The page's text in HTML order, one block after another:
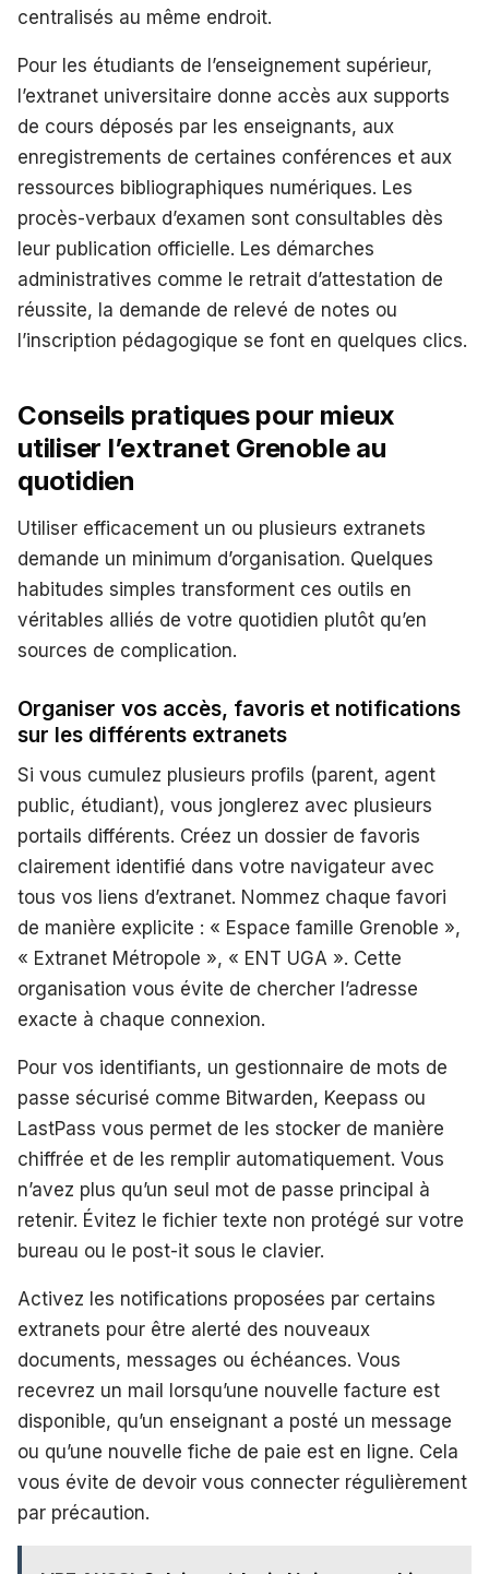
centralisés au même endroit.
Pour les étudiants de l’enseignement supérieur,
l’extranet universitaire donne accès aux supports
de cours déposés par les enseignants, aux
enregistrements de certaines conférences et aux
ressources bibliographiques numériques. Les
procès-verbaux d’examen sont consultables dès
leur publication officielle. Les démarches
administratives comme le retrait d’attestation de
réussite, la demande de relevé de notes ou
l’inscription pédagogique se font en quelques clics.
Conseils pratiques pour mieux
utiliser l’extranet Grenoble au
quotidien
Utiliser efficacement un ou plusieurs extranets
demande un minimum d’organisation. Quelques
habitudes simples transforment ces outils en
véritables alliés de votre quotidien plutôt qu’en
sources de complication.
Organiser vos accès, favoris et notifications
sur les différents extranets
Si vous cumulez plusieurs profils (parent, agent
public, étudiant), vous jonglerez avec plusieurs
portails différents. Créez un dossier de favoris
clairement identifié dans votre navigateur avec
tous vos liens d’extranet. Nommez chaque favori
de manière explicite : « Espace famille Grenoble »,
« Extranet Métropole », « ENT UGA ». Cette
organisation vous évite de chercher l’adresse
exacte à chaque connexion.
Pour vos identifiants, un gestionnaire de mots de
passe sécurisé comme Bitwarden, Keepass ou
LastPass vous permet de les stocker de manière
chiffrée et de les remplir automatiquement. Vous
n’avez plus qu’un seul mot de passe principal à
retenir. Évitez le fichier texte non protégé sur votre
bureau ou le post-it sous le clavier.
Activez les notifications proposées par certains
extranets pour être alerté des nouveaux
documents, messages ou échéances. Vous
recevrez un mail lorsqu’une nouvelle facture est
disponible, qu’un enseignant a posté un message
ou qu’une nouvelle fiche de paie est en ligne. Cela
vous évite de devoir vous connecter régulièrement
par précaution.